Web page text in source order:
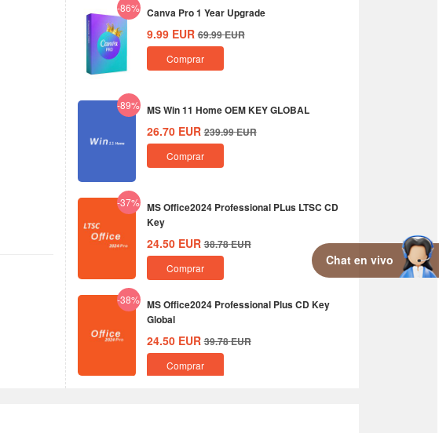
-86% Canva Pro 1 Year Upgrade
9.99 EUR 69.99EUR
Comprar
-89% MS Win 11 Home OEM KEY GLOBAL
26.70 EUR 239.99EUR
Comprar
-37% MS Office2024 Professional PLus LTSC CD
Key
24.50 EUR 38.78EUR
Comprar
-38% MS Office2024 Professional Plus CD Key
Global
24.50 EUR 39.78EUR
Comprar
Chat en vivo